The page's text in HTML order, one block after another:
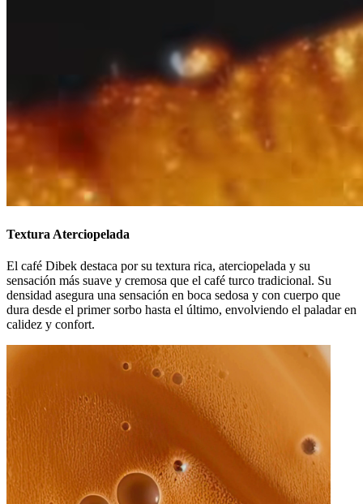
Textura Aterciopelada
El café Dibek destaca por su textura rica, aterciopelada y su
sensación más suave y cremosa que el café turco tradicional. Su
densidad asegura una sensación en boca sedosa y con cuerpo que
dura desde el primer sorbo hasta el último, envolviendo el paladar en
calidez y confort.